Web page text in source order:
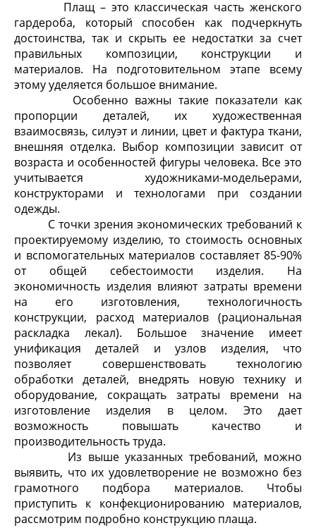
Плащ – это классическая часть женского
гардероба, который способен как подчеркнуть
достоинства, так и скрыть ее недостатки за счет
правильных композиции, конструкции и
материалов. На подготовительном этапе всему
этому уделяется большое внимание.
Особенно важны такие показатели как
пропорции деталей, их художественная
взаимосвязь, силуэт и линии, цвет и фактура ткани,
внешняя отделка. Выбор композиции зависит от
возраста и особенностей фигуры человека. Все это
учитывается художниками-модельерами,
конструкторами и технологами при создании
одежды.
С точки зрения экономических требований к
проектируемому изделию, то стоимость основных
и вспомогательных материалов составляет 85-90%
от общей себестоимости изделия. На
экономичность изделия влияют затраты времени
на его изготовления, технологичность
конструкции, расход материалов (рациональная
раскладка лекал). Большое значение имеет
унификация деталей и узлов изделия, что
позволяет совершенствовать технологию
обработки деталей, внедрять новую технику и
оборудование, сокращать затраты времени на
изготовление изделия в целом. Это дает
возможность повышать качество и
производительность труда.
Из выше указанных требований, можно
выявить, что их удовлетворение не возможно без
грамотного подбора материалов. Чтобы
приступить к конфекционированию материалов,
рассмотрим подробно конструкцию плаща.